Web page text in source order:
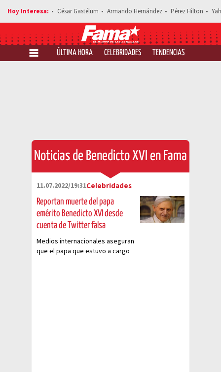
César Gastélum Armando Hernández Pérez Hilton
ÚLTIMA HORA CELEBRIDADES TENDENCIAS
Noticias de Benedicto XVI en Fama
11.07.2022/19:31Celebridades
Reportan muerte del papa
emérito Benedicto XVI desde
cuenta de Twitter falsa
Medios internacionales aseguran
que el papa que estuvo a cargo